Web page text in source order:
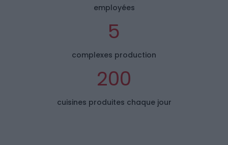
employées
5
complexes production
200
cuisines produites chaque jour